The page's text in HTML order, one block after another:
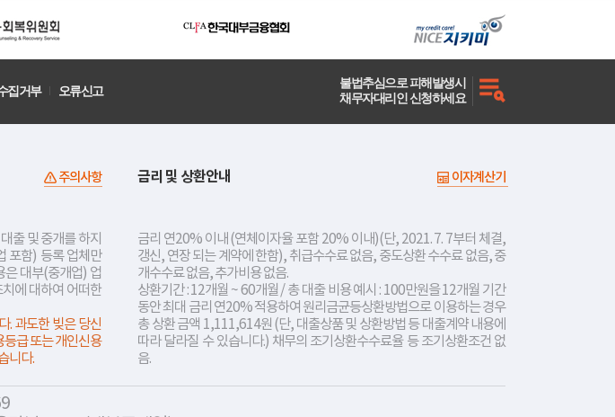
집거부 오류신고
불법추심으로 피해발생시
채무자대리인 신청하세요
주의사항
출 및 중개를 하지
포함) 등록 업체만
은 대부(중개업) 업
에 대하여 어떠한
. 과도한 빚은 당신
등급 또는 개인신용
니다.
금리 및 상환안내 이자계산기
금리 연20% 이내 (연체이자율 포함 20% 이내)(단, 2021. 7. 7부터 체결,
갱신, 연장 되는 계약에 한함), 취급수수료 없음, 중도상환 수수료 없음, 중
개수수료 없음, 추가비용 없음.
상환기간 : 12개월 ~ 60개월 / 총 대출 비용 예시 : 100만원을 12개월 기간
동안 최대 금리 연20% 적용하여 원리금균등상환방법으로 이용하는 경우
총 상환 금액 1,111,614원 (단, 대출상품 및 상환방법 등 대출계약 내용에
따라 달라질 수 있습니다.) 채무의 조기상환수수료율 등 조기상환조건 없
음.